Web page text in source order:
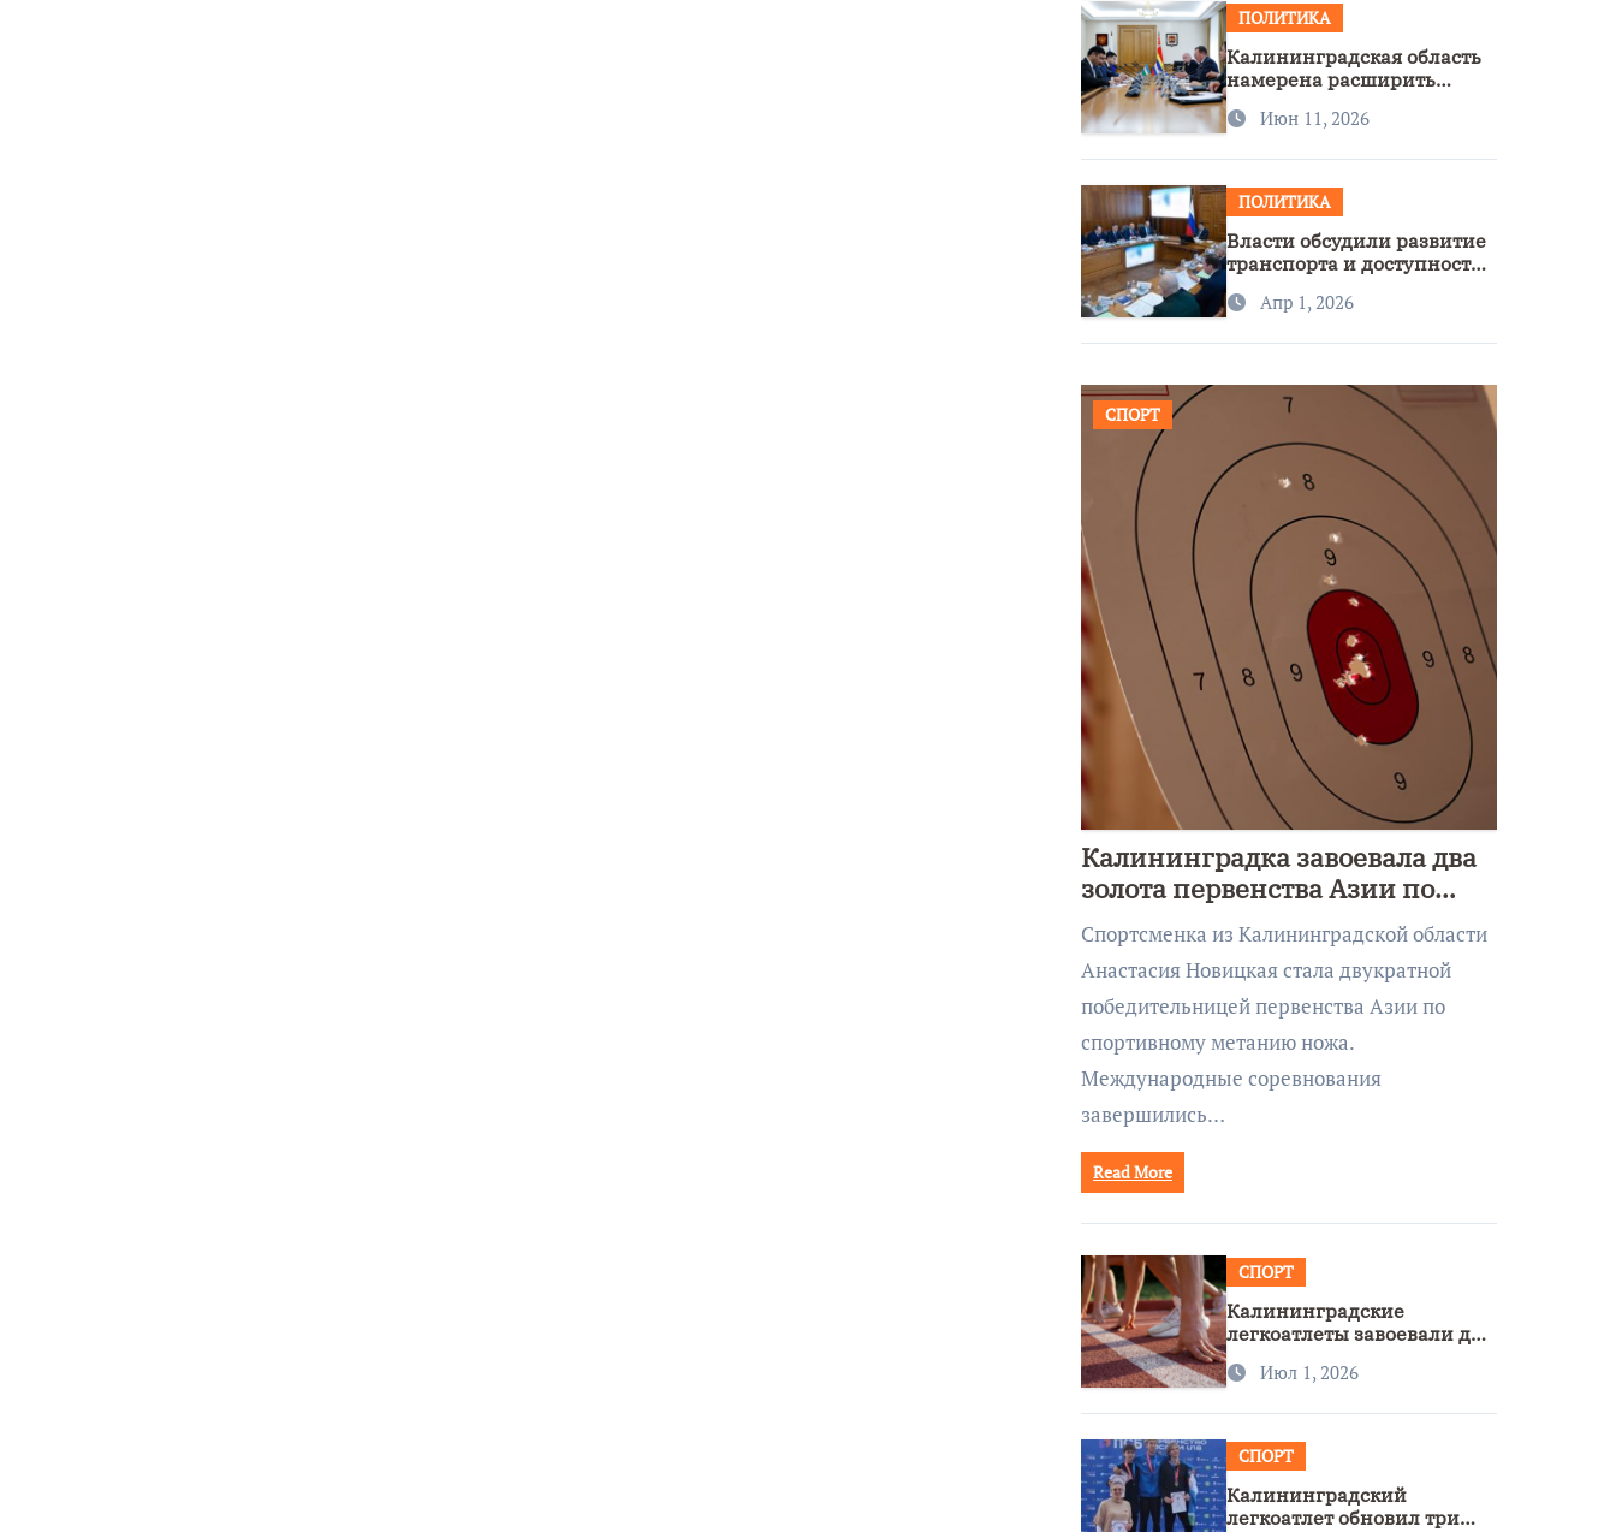
ПОЛИТИКА
Калининградская область
намерена расширить
Узбекистаном
Июн 11, 2026
ПОЛИТИКА
Власти обсудили развитие
транспорта и доступность
Апр 1, 2026
СПОРТ
Калининградка завоевала два
золота первенства Азии по
метанию ножа
Спортсменка из Калининградской области
Анастасия Новицкая стала двукратной
победительницей первенства Азии по
спортивному метанию ножа.
Международные соревнования
завершились…
Read More
СПОРТ
Калининградские
легкоатлеты завоевали две
РоссииИюл 1, 2026
СПОРТ
Калининградский
легкоатлет обновил три